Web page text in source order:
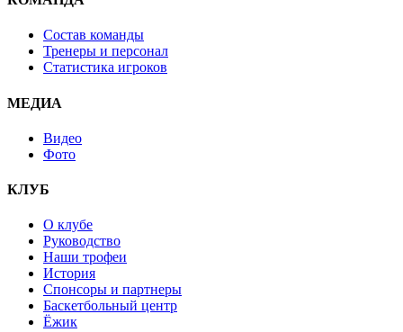
Состав команды
Тренеры и персонал
Статистика игроков
МЕДИА
Видео
Фото
КЛУБ
О клубе
Руководство
Наши трофеи
История
Спонсоры и партнеры
Баскетбольный центр
Ёжик